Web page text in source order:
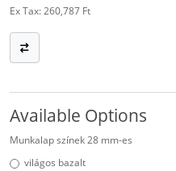
Ex Tax: 260,787 Ft
Available Options
Munkalap színek 28 mm-es
világos bazalt